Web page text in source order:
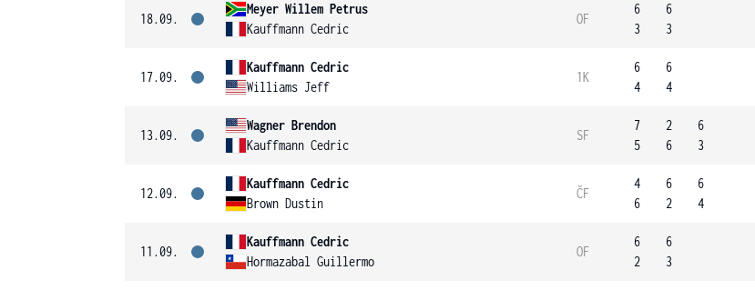
18.09.
Meyer Willem Petrus
Kauffmann Cedric
OF
6
3
6
3
17.09.
Kauffmann Cedric
Williams Jeff
1K
6
4
6
4
13.09.
Wagner Brendon
Kauffmann Cedric
SF
7
5
2
6
6
3
12.09.
Kauffmann Cedric
Brown Dustin
ČF
4
6
6
2
6
4
11.09.
Kauffmann Cedric
Hormazabal Guillermo
OF
6
2
6
3